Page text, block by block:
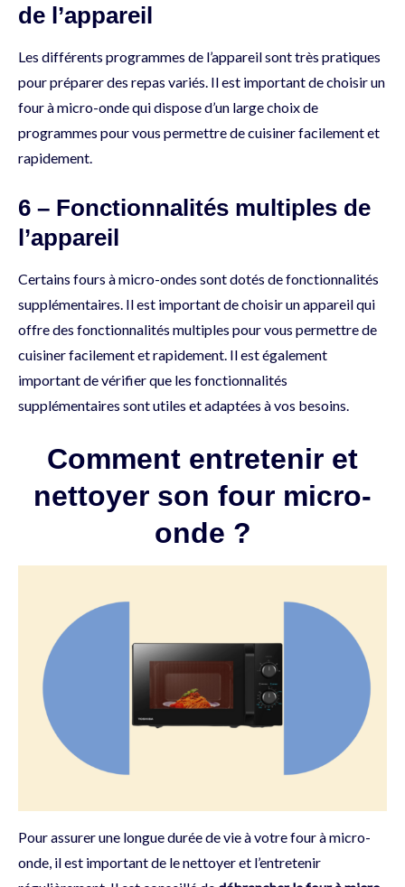
de l’appareil
Les différents programmes de l’appareil sont très pratiques
pour préparer des repas variés. Il est important de choisir un
four à micro-onde qui dispose d’un large choix de
programmes pour vous permettre de cuisiner facilement et
rapidement.
6 – Fonctionnalités multiples de
l’appareil
Certains fours à micro-ondes sont dotés de fonctionnalités
supplémentaires. Il est important de choisir un appareil qui
offre des fonctionnalités multiples pour vous permettre de
cuisiner facilement et rapidement. Il est également
important de vérifier que les fonctionnalités
supplémentaires sont utiles et adaptées à vos besoins.
Comment entretenir et
nettoyer son four micro-
onde ?
Pour assurer une longue durée de vie à votre four à micro-
onde, il est important de le nettoyer et l’entretenir